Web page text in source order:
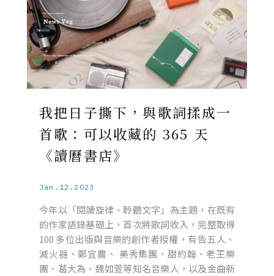
我把日子撕下，與歌詞揉成一
首歌：可以收藏的 365 天
《讀曆書店》
Jan.12.2023
今年以「閱讀旋律、聆聽文字」為主題，在既有
的作家語錄基礎上，首次將歌詞收入，完整取得
100 多位出版與音樂的創作者授權，有告五人、
滅火器、鄭宜農、 美秀集團、甜約翰、老王樂
團、葛大為、魏如萱等知名音樂人，以及金曲新